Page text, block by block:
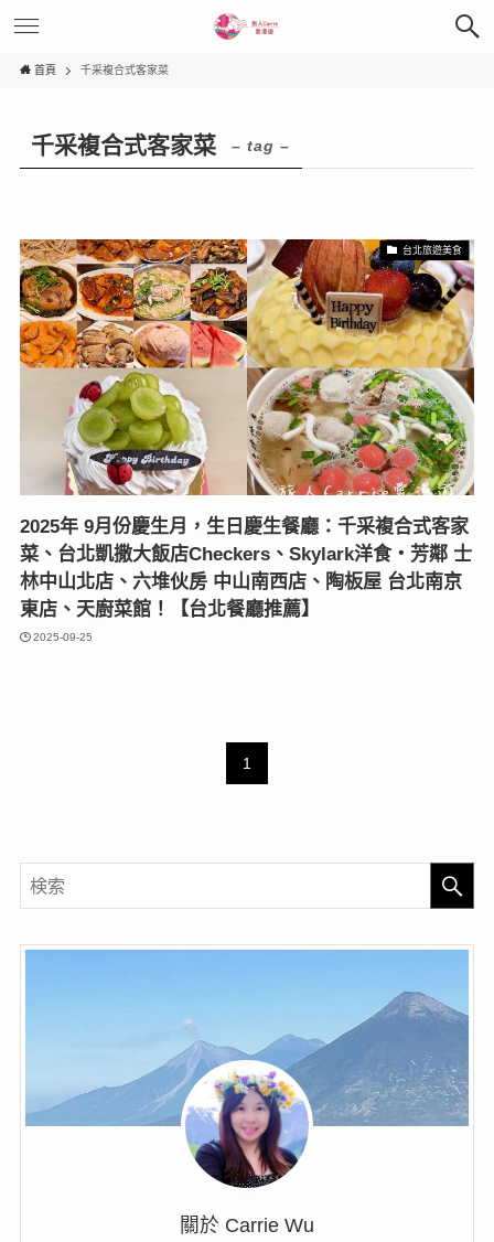
首頁 千采複合式客家菜
千采複合式客家菜 – tag –
台北旅遊美食
2025年 9月份慶生月，生日慶生餐廳：千采複合式客家
菜、台北凱撒大飯店Checkers、Skylark洋食‧芳鄰 士
林中山北店、六堆伙房 中山南西店、陶板屋 台北南京
東店、天廚菜館！【台北餐廳推薦】
2025-09-25
1
關於 Carrie Wu